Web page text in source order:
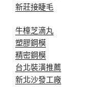
新莊接睫毛
牛樟芝滴丸
塑膠鋼模
精密鋼模
台北裝潢推薦
新北沙發工廠